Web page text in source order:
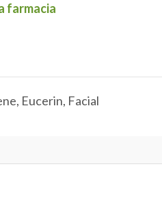
farmacia
, Eucerin, Facial